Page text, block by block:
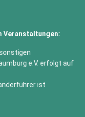
Veranstaltungen:
e.V. erfolgt auf
ist